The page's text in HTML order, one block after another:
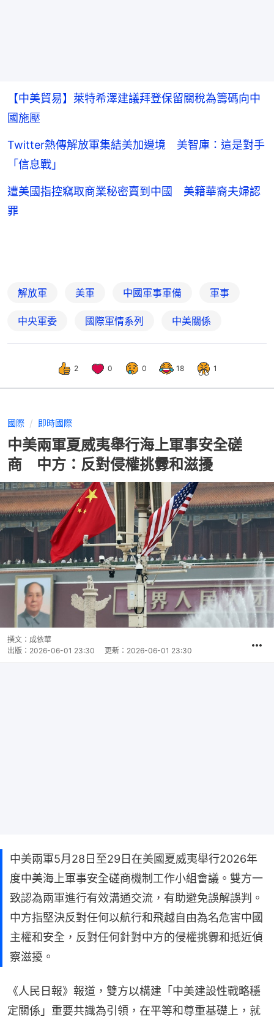
【中美貿易】萊特希澤建議拜登保留關稅為籌碼向中
國施壓
Twitter熱傳解放軍集結美加邊境 美智庫：這是對手
「信息戰」
遭美國指控竊取商業秘密賣到中國 美籍華裔夫婦認
罪
解放軍 美軍 中國軍事軍備 軍事
中央軍委 國際軍情系列 中美關係
2 0 0 18 1
國際 即時國際
中美兩軍夏威夷舉行海上軍事安全磋
商 中方：反對侵權挑釁和滋擾
撰文： 成依華
出版： 2026-06-01 23:30 更新： 2026-06-01 23:30
中美兩軍5月28日至29日在美國夏威夷舉行2026年
度中美海上軍事安全磋商機制工作小組會議。雙方一
致認為兩軍進行有效溝通交流，有助避免誤解誤判。
中方指堅決反對任何以航行和飛越自由為名危害中國
主權和安全，反對任何針對中方的侵權挑釁和抵近偵
察滋擾。
《人民日報》報道，雙方以構建「中美建設性戰略穩
定關係」重要共識為引領，在平等和尊重基礎上，就